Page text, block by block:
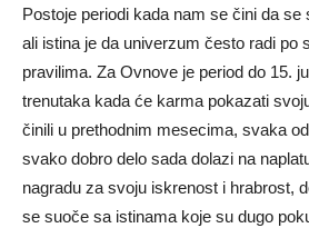
Postoje periodi kada nam se čini da se
ali istina je da univerzum često radi po
pravilima. Za Ovnove je period do 15.
trenutaka kada će karma pokazati
činili u prethodnim mesecima, svaka
svako dobro delo sada dolazi na
nagradu za svoju iskrenost i hrabrost,
se suoče sa istinama koje su dugo